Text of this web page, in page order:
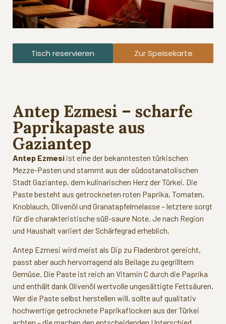
Tisch reservieren Zur Speisekarte
Antep Ezmesi – scharfe
Paprikapaste aus
Gaziantep
Antep Ezmesi ist eine der bekanntesten türkischen
Mezze-Pasten und stammt aus der südostanatolischen
Stadt Gaziantep, dem kulinarischen Herz der Türkei. Die
Paste besteht aus getrockneten roten Paprika, Tomaten,
Knoblauch, Olivenöl und Granatapfelmelasse – letztere sorgt
für die charakteristische süß-saure Note. Je nach Region
und Haushalt variiert der Schärfegrad erheblich.
Antep Ezmesi wird meist als Dip zu Fladenbrot gereicht,
passt aber auch hervorragend als Beilage zu gegrilltem
Gemüse. Die Paste ist reich an Vitamin C durch die Paprika
und enthält dank Olivenöl wertvolle ungesättigte Fettsäuren.
Wer die Paste selbst herstellen will, sollte auf qualitativ
hochwertige getrocknete Paprikaflocken aus der Türkei